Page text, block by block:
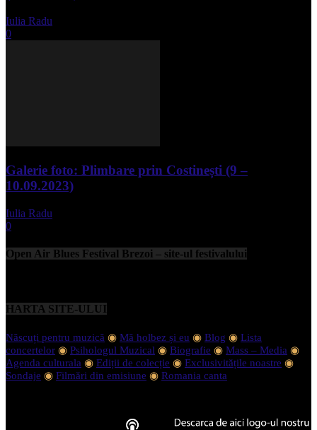
Iulia Radu
0
Galerie foto: Plimbare prin Costinești (9 –
10.09.2023)
Iulia Radu
0
Open Air Blues Festival Brezoi – site-ul festivalului
HARTA SITE-ULUI
Născuți pentru muzică ◉ Mă holbez și eu ◉ Blog ◉ Lista
concertelor ◉ Psihologul Muzical ◉ Biografie ◉ Mass – Media ◉
Agenda culturala ◉ Ediții de colecție ◉ Exclusivitățile noastre ◉
Sondaje ◉ Filmări din emisiune ◉ Romania canta